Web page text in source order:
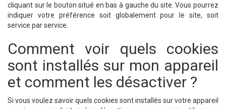
cliquant sur le bouton situé en bas à gauche du site. Vous pourrez
indiquer votre préférence soit globalement pour le site, soit
service par service.
Comment voir quels cookies
sont installés sur mon appareil
et comment les désactiver ?
Si vous voulez savoir quels cookies sont installés sur votre appareil